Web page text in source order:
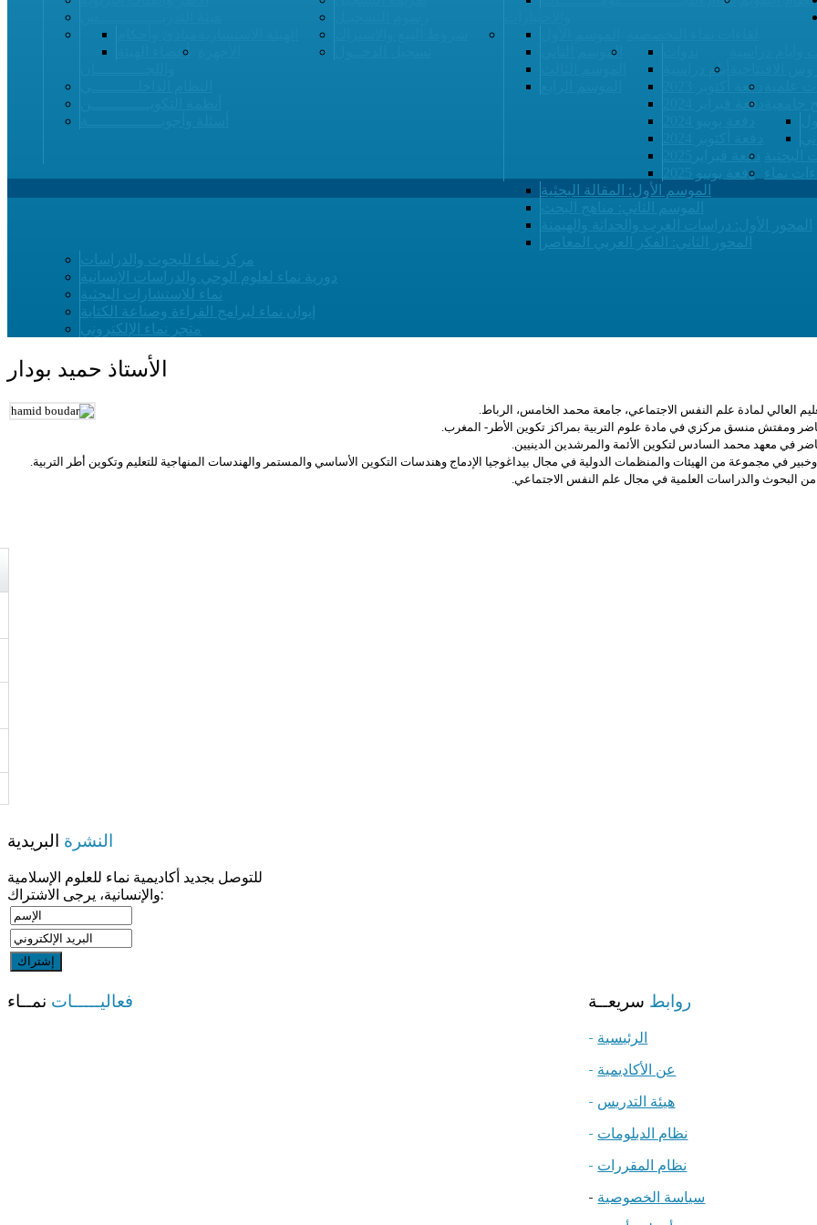
أعضاء الهيئة
الموسم الثاني
أيام دراسية
دفعة أكتوبر 2023
دفعة فبراير 2024
دفعة فبراير2025
دفعة يونيو 2025
الموسم الأول: المقالة البحثية
نماء للاستشارات البحثية
إيوان نماء لبرامج القراءة وصناعة الكتابة
متجر نماء الإلكتروني
الأستاذ حميد بودار
العالي لمادة علم النفس الاجتماعي، جامعة محمد الخامس، الرباط.
ومفتش منسق مركزي في مادة علوم التربية بمراكز تكوين الأطر- المغرب.
في معهد محمد السادس لتكوين الأئمة والمرشدين الدينيين.
في مجموعة من الهيئات والمنظمات الدولية في مجال بيداغوجيا الإدماج وهندسات التكوين الأساسي والمستمر والهندسات المنهاجية للتعليم وتكوين أطر التربية.
من البحوث والدراسات العلمية في مجال علم النفس الاجتماعي.
النشرة البريدية
للتوصل بجديد أكاديمية نماء للعلوم الإسلامية
والإنسانية، يرجى الاشتراك:
روابط سريعــة
- الرئيسية
- عن الأكاديمية
- هيئة التدريس
- نظام الدبلومات
- نظام المقررات
- سياسة الخصوصية
فعاليـــــات نمــاء